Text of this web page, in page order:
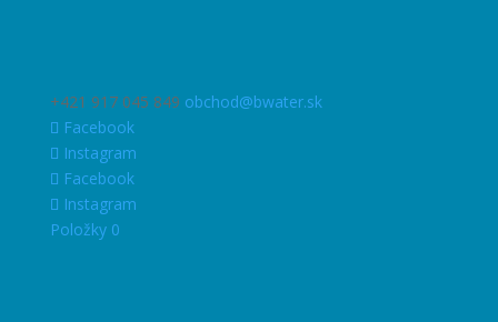
+421 917 045 849 obchod@bwater.sk
Facebook
Instagram
Facebook
Instagram
Položky 0